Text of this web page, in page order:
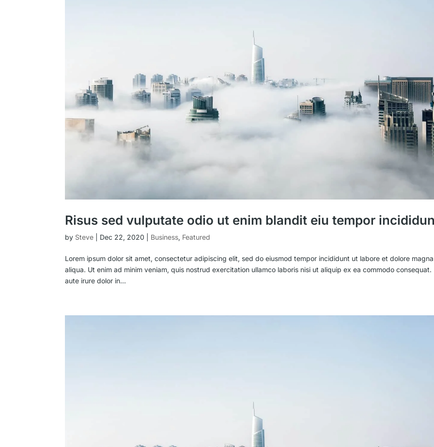
Risus sed vulputate odio ut enim blandit eiu tempor
by Steve Dec 22, 2020 Business, Featured
Lorem ipsum dolor sit amet, consectetur adipiscing elit, sed do eiusmod tempor incididunt ut labore et dolore magna
aliqua. Ut enim ad minim veniam, quis nostrud exercitation ullamco laboris nisi ut aliquip ex ea commodo consequat.
aute irure dolor in...